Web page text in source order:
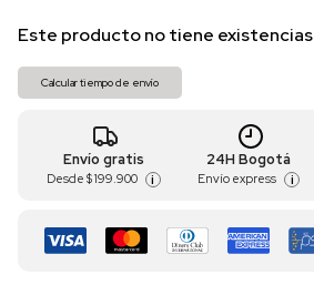
Este producto no tiene existencias
Calcular tiempo de envío
Envío gratis
Desde $ 199.900 i
24H Bogotá
Envío express i